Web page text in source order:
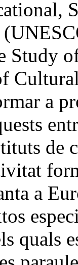
Study
a
de
a
quals